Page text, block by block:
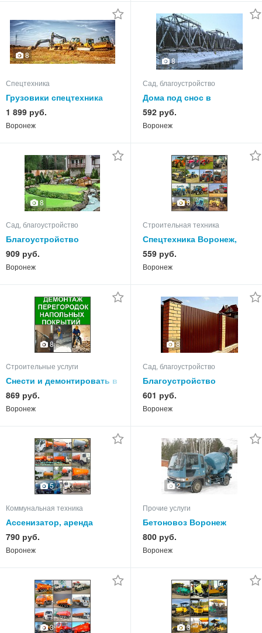
8
Спецтехника
Грузовики спецтехника
Воронеж, работа
спецтехники в Воронеже
1 899 руб.
Воронеж
8
Сад, благоустройство
Дома под снос в
Воронеже, демонтаж дома
Воронеж
592 руб.
Воронеж
8
Сад, благоустройство
Благоустройство
территорий в Воронеже
расчистка поросли
909 руб.
Воронеж
8
Строительная техника
Спецтехника Воронеж,
услуги спецтехники в
Воронеже
559 руб.
Воронеж
8
Cтроительные услуги
Снести и демонтировать в
Воронеже, снос и
демонтаж Воронеж
869 руб.
Воронеж
8
Сад, благоустройство
Благоустройство
Воронеж, работы по
благоустройству в
Воронеже
601 руб.
Воронеж
5
Коммунальная техника
Ассенизатор, аренда
ассенизационной машины
790 руб.
Воронеж
2
Прочие услуги
Бетоновоз Воронеж
аренда бетоновоза в
Воронеже, спецтехника
бетоновоз в Воронеже
800 руб.
Воронеж
3 3